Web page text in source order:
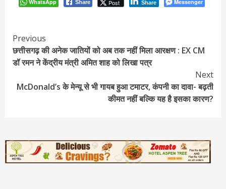
WhatsApp Share Post Share Messenger
Continue
Reading
Previous
छत्तीसगढ़ की अनेक जातियों को अब तक नहीं मिला आरक्षण : EX CM
डॉ रमन ने केंद्रीय मंत्री अमित शाह को लिखा पत्र
Next
McDonald’s के मेन्यू से भी गायब हुआ टमाटर, कंपनी का दावा- बढ़ती
कीमत नहीं बल्कि यह है इसका कारण?